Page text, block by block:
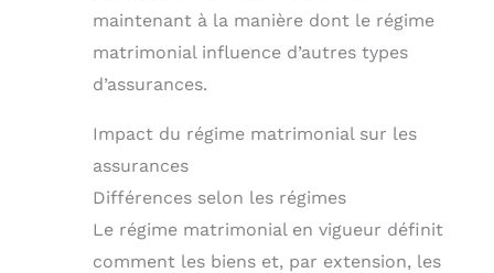
maintenant à la manière dont le régime
matrimonial influence d’autres types
d’assurances.
Impact du régime matrimonial sur les
assurances
Différences selon les régimes
Le régime matrimonial en vigueur définit
comment les biens et, par extension, les